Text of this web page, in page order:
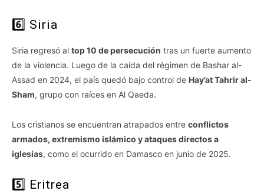
6️⃣ Siria
Siria regresó al top 10 de persecución tras un fuerte aumento
de la violencia. Luego de la caída del régimen de Bashar al-
Assad en 2024, el país quedó bajo control de Hay’at Tahrir al-
Sham, grupo con raíces en Al Qaeda.
Los cristianos se encuentran atrapados entre conflictos
armados, extremismo islámico y ataques directos a
iglesias, como el ocurrido en Damasco en junio de 2025.
5️⃣ Eritrea